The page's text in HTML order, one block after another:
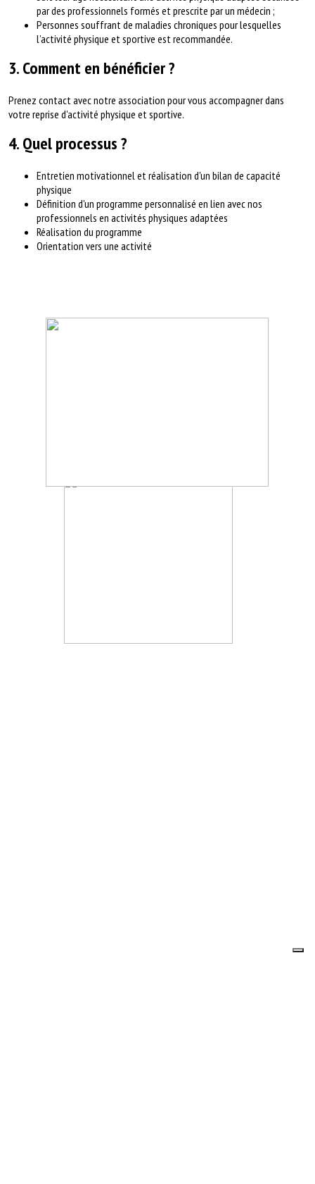
par des professionnels formés et prescrite par un médecin ;
Personnes souffrant de maladies chroniques pour lesquelles
l’activité physique et sportive est recommandée.
3. Comment en bénéficier ?
Prenez contact avec notre association pour vous accompagner dans
votre reprise d'activité physique et sportive.
4. Quel processus ?
Entretien motivationnel et réalisation d'un bilan de capacité
physique
Définition d'un programme personnalisé en lien avec nos
professionnels en activités physiques adaptées
Réalisation du programme
Orientation vers une activité